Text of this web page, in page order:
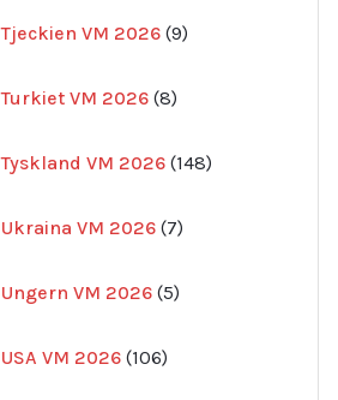
Tjeckien VM 2026 9
produkter
Turkiet VM 2026 8
produkter
Tyskland VM 2026 148
produkter
Ukraina VM 2026 7
produkter
Ungern VM 2026 5
produkter
USA VM 2026 106
produkter